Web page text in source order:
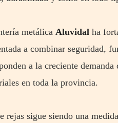
metálica Aluvidal ha
a combinar seguridad,
a la creciente
en toda la provincia.
rejas sigue siendo una